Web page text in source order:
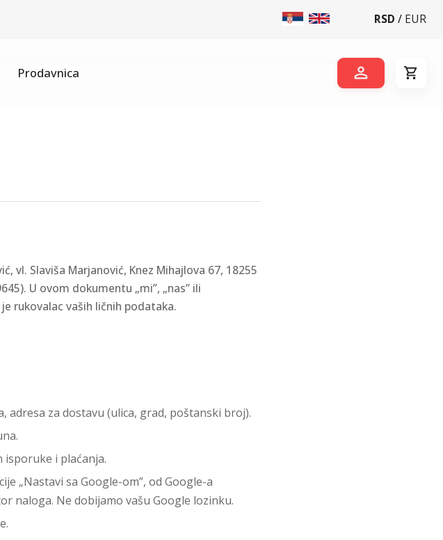
RSD / EUR
Prodavnica
vl. Slaviša Marjanović, Knez Mihajlova 67, 18255
U ovom dokumentu „mi”, „nas” ili
rukovalac vaših ličnih podataka.
adresa za dostavu (ulica, grad, poštanski broj).
isporuke i plaćanja.
„Nastavi sa Google-om”, od Google-a
naloga. Ne dobijamo vašu Google lozinku.